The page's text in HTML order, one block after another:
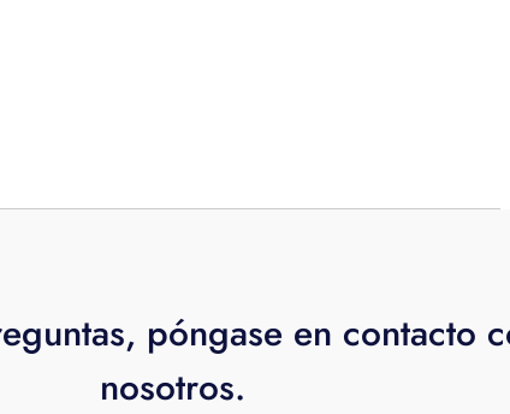
selecciona configuración, luego controles
televisor inteligente, puede que desee ver este
un navegador web, puede que desee ver
póngase en contacto
nosotros.